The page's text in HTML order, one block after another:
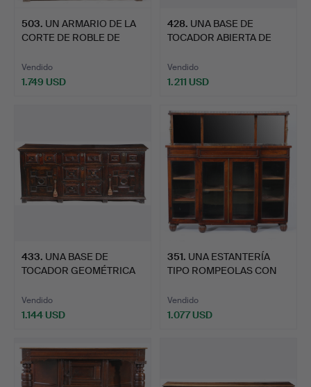
503. UN ARMARIO DE LA
CORTE DE ROBLE DE
Vendido
1.749 USD
428. UNA BASE DE
TOCADOR ABIERTA DE
Vendido
1.211 USD
433. UNA BASE DE
TOCADOR GEOMÉTRICA
Vendido
1.144 USD
351. UNA ESTANTERÍA
TIPO ROMPEOLAS CON
Vendido
1.077 USD